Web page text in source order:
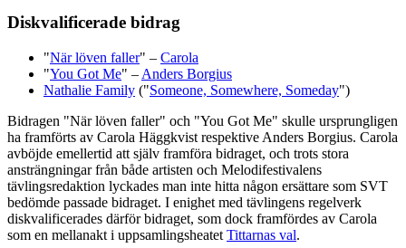
Diskvalificerade bidrag
"När löven faller" – Carola
"You Got Me" – Anders Borgius
Nathalie Family ("Someone, Somewhere, Someday")
Bidragen "När löven faller" och "You Got Me" skulle ursprungligen
ha framförts av Carola Häggkvist respektive Anders Borgius. Carola
avböjde emellertid att själv framföra bidraget, och trots stora
ansträngningar från både artisten och Melodifestivalens
tävlingsredaktion lyckades man inte hitta någon ersättare som SVT
bedömde passade bidraget. I enighet med tävlingens regelverk
diskvalificerades därför bidraget, som dock framfördes av Carola
som en mellanakt i uppsamlingsheatet Tittarnas val.